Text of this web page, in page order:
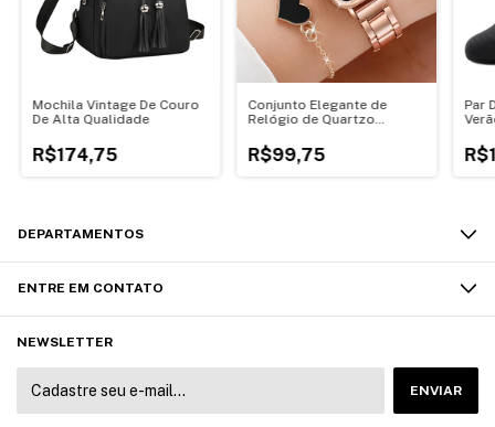
Mochila Vintage De Couro
De Alta Qualidade
R$174,75
Conjunto Elegante de
Relógio de Quartzo
Pulseira de Aço Inoxidável
R$99,75
Par
DEPARTAMENTOS
ENTRE EM CONTATO
NEWSLETTER